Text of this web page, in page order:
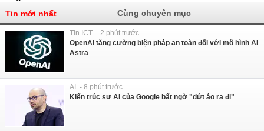
Tin mới nhất Cùng chuyên mục
Tin ICT - 2 phút trước
OpenAI tăng cường biện pháp an toàn đối với mô hình AI
Astra
AI - 8 phút trước
Kiến trúc sư AI của Google bất ngờ "dứt áo ra đi"